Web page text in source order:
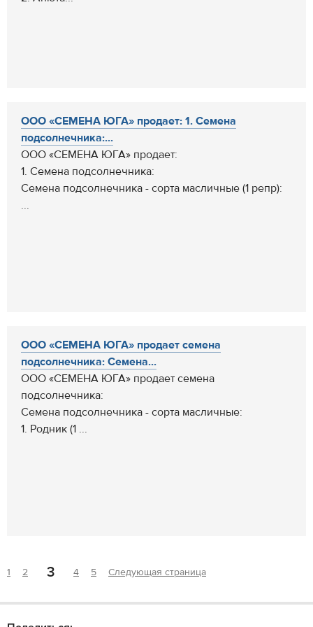
ООО «СЕМЕНА ЮГА» продает: 1. Семена
подсолнечника:...
ООО «СЕМЕНА ЮГА» продает:
1. Семена подсолнечника:
Семена подсолнечника - сорта масличные (1 репр):
...
ООО «СЕМЕНА ЮГА» продает семена
подсолнечника: Семена...
ООО «СЕМЕНА ЮГА» продает семена
подсолнечника:
Семена подсолнечника - сорта масличные:
1. Родник (1 ...
1 2 3 4 5 Следующая страница